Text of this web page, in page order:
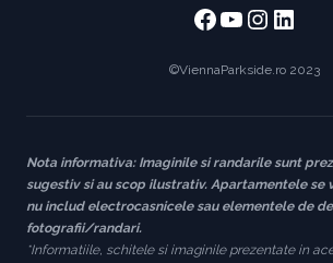
Facebook
https://
©ViennaParkside.ro 2023
Nota informativa: Imaginile si randarile sunt
sugestiv si au scop ilustrativ. Apartamentele se
nu includ electrocasnicele sau elementele de
fotografii/randari.
*Informatiile, schitele si imaginile prezentate in